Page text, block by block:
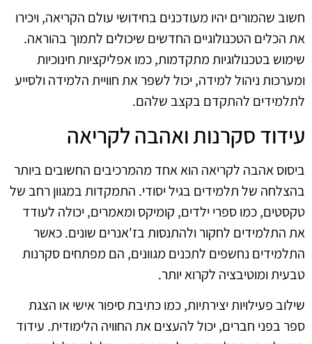
חשוב שהמורים יהיו מעודכנים בחידושי עולם הקריאה, ויכירו
את הכלים הטכנולוגיים החדשים שיכולים לתמוך בהוראה.
שימוש בטכנולוגיות מתקדמות, כמו אפליקציות חינוכיות
ומערכות ניהול למידה, יכול לשפר את חוויית הלמידה ולסייע
לתלמידים להתקדם בקצב שלהם.
עידוד סקרנות ואהבה לקריאה
ביסוס אהבה לקריאה הוא אחד מהמרכיבים החשובים ביותר
בהצלחה של תלמידים בגיל יסודי. התמקדות במגוון רחב של
טקסטים, כמו ספרי ילדים, קומיקס ומאמרים, יכולה לעודד
את התלמידים לחקור ולהתנסות בז'אנרים שונים. כאשר
התלמידים נחשפים לתכנים מגוונים, הם מפתחים סקרנות
טבעית ומוטיבציה לקרוא יותר.
שילוב פעילויות יצירתיות, כמו כתיבת סיפור אישי או הצגת
ספר בפני חברים, יכול להעצים את החוויה הלימודית. עידוד